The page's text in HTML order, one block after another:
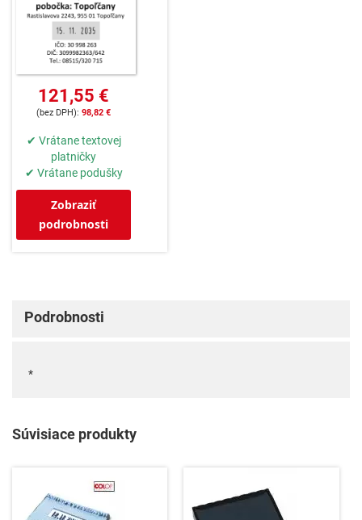
121,55 €
98,82 €
✔ Vrátane textovej
platničky
✔ Vrátane podušky
Zobraziť
podrobnosti
Podrobnosti
*
Súvisiace produkty